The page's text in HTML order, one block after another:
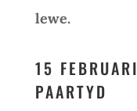
lewe.
15
PAARTYD